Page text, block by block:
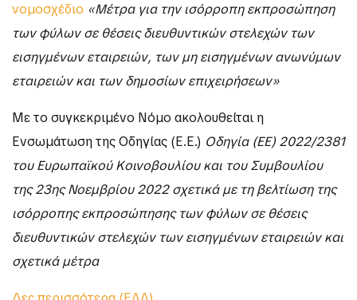
νομοσχέδιο «Μέτρα για την ισόρροπη εκπροσώπηση
των φύλων σε θέσεις διευθυντικών στελεχών των
εισηγμένων εταιρειών, των μη εισηγμένων ανωνύμων
εταιρειών και των δημοσίων επιχειρήσεων»
Με το συγκεκριμένο Νόμο ακολουθείται η
Ενσωμάτωση της Οδηγίας (Ε.Ε.) Οδηγία (ΕΕ) 2022/2381
του Ευρωπαϊκού Κοινοβουλίου και του Συμβουλίου
της 23ης Νοεμβρίου 2022 σχετικά με τη βελτίωση της
ισόρροπης εκπροσώπησης των φύλων σε θέσεις
διευθυντικών στελεχών των εισηγμένων εταιρειών και
σχετικά μέτρα